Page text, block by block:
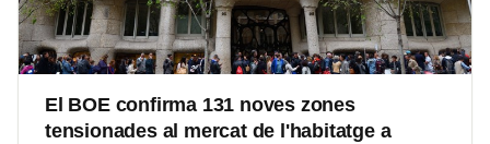
El BOE confirma 131 noves zones
tensionades al mercat de l'habitatge a